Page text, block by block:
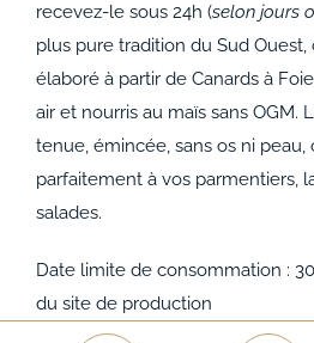
recevez-le sous 24h (selon jours
plus pure tradition du Sud
élaboré à partir de Canards à
air et nourris au maïs sans OGM.
tenue, émincée, sans os ni peau,
parfaitement à vos parmentiers,
salades.
Date limite de consommation :
du site de production